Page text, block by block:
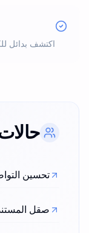
اكتشف بدائل
تحسين
صقل